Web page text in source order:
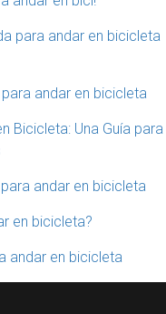
para andar en bicicleta
andar en bicicleta
Bicicleta: Una Guía para
andar en bicicleta
en bicicleta?
andar en bicicleta